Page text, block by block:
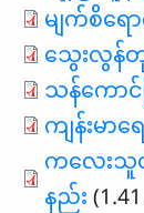
မျက်စိရော
သွေးလွန်
သန်ကော
ကျန်းမာရ
ကလေးသူ
နည်း